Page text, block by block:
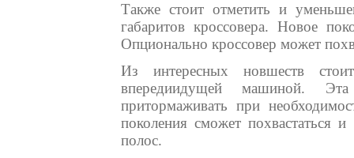
Также стоит отметить и
габаритов кроссовера. Новое
Опционально кроссовер может
Из интересных новшеств
впередиидущей машиной. Эта
притормаживать при
поколения сможет похвастаться
полос.